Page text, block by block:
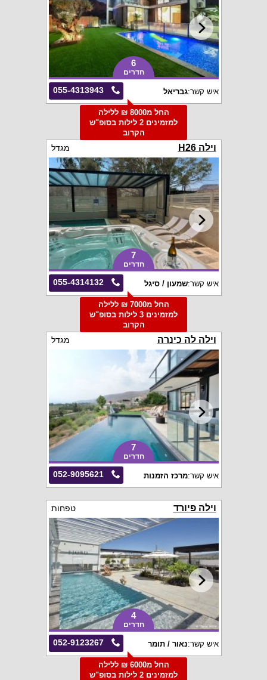
6
חדרים
055-4313943 איש קשר:גבריאל
החל מ8000 ₪ ללילה
למזמינים 2 לילות בסופ"ש
הקרוב
וילה H26 מגדל
7
חדרים
055-4314132 איש קשר:שמעון / סיגל
החל מ7000 ₪ ללילה
למזמינים 3 לילות בסופ"ש
הקרוב
וילה לה כינרה מגדל
7
חדרים
052-9095621 איש קשר:מרכז הזמנות
וילה פיורד טפחות
4
חדרים
052-9123267 איש קשר:נאור / תומר
החל מ6000 ₪ ללילה
למזמינים 2 לילות בסופ"ש